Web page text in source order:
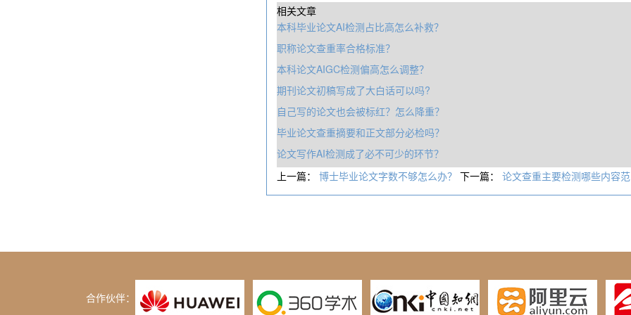
相关文章
本科毕业论文AI检测占比高怎么补救？
职称论文查重率合格标准？
本科论文AIGC检测偏高怎么调整？
期刊论文初稿写成了大白话可以吗?
自己写的论文也会被标红？怎么降重？
毕业论文查重摘要和正文部分必检吗？
论文写作AI检测成了必不可少的环节？
上一篇： 博士毕业论文字数不够怎么办？ 下一篇： 论文查重主要检测哪些内容
合作伙伴：